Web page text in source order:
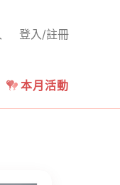
登入/註冊
本月活動